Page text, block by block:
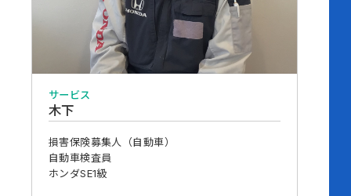
サービス
木下
損害保険募集人（自動車）
自動車検査員
ホンダSE1級